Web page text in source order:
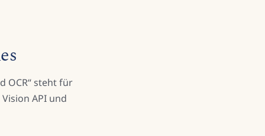
OCR“ steht für
API und